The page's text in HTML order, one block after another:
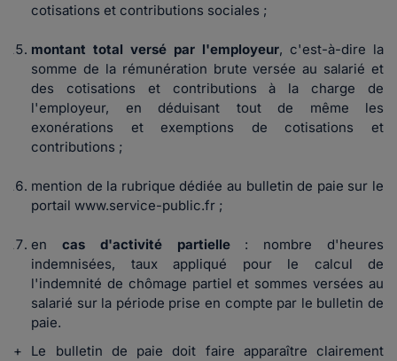
cotisations et contributions sociales ;
montant total versé par l'employeur, c'est-à-dire la
somme de la rémunération brute versée au salarié et
des cotisations et contributions à la charge de
l'employeur, en déduisant tout de même les
exonérations et exemptions de cotisations et
contributions ;
mention de la rubrique dédiée au bulletin de paie sur le
portail www.service-public.fr ;
en cas d'activité partielle: nombre d'heures
indemnisées, taux appliqué pour le calcul de
l'indemnité de chômage partiel et sommes versées au
salarié sur la période prise en compte par le bulletin de
paie.
+ Le bulletin de paie doit faire apparaître clairement